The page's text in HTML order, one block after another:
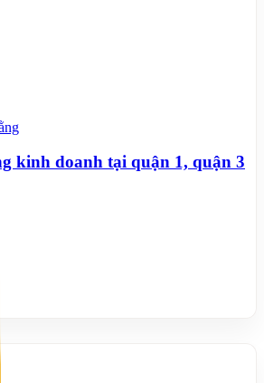
kinh doanh tại quận 1, quận 3